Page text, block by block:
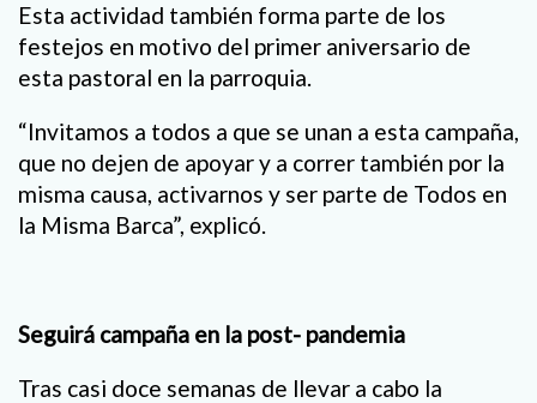
Esta actividad también forma parte de los
festejos en motivo del primer aniversario de
esta pastoral en la parroquia.
“Invitamos a todos a que se unan a esta campaña,
que no dejen de apoyar y a correr también por la
misma causa, activarnos y ser parte de Todos en
la Misma Barca”, explicó.
Seguirá campaña en la post- pandemia
Tras casi doce semanas de llevar a cabo la